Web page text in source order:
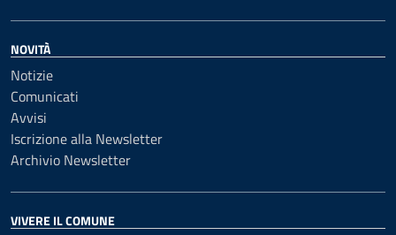
NOVITÀ
Notizie
Comunicati
Avvisi
Iscrizione alla Newsletter
Archivio Newsletter
VIVERE IL COMUNE